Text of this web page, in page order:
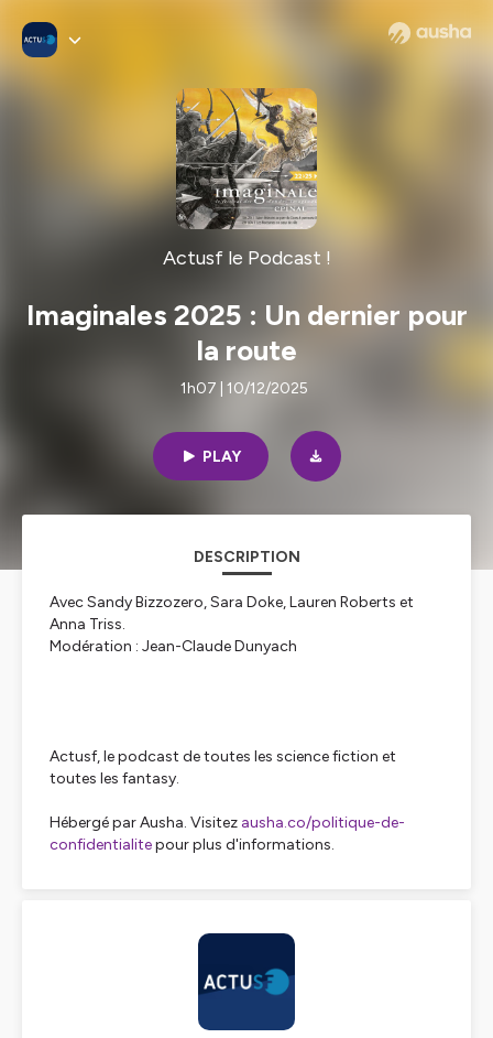
Actusf le Podcast !
Imaginales 2025 : Un dernier pour
la route
1h07 | 10/12/2025
PLAY
DESCRIPTION
Avec Sandy Bizzozero, Sara Doke, Lauren Roberts et
Anna Triss.
Modération : Jean-Claude Dunyach
Actusf, le podcast de toutes les science fiction et
toutes les fantasy.
Hébergé par Ausha. Visitez ausha.co/politique-de-
confidentialitepour plus d'informations.